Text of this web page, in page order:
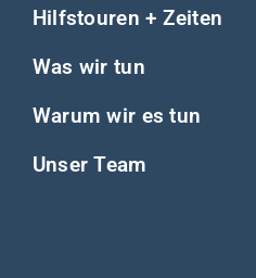
Hilfstouren + Zeiten
Was wir tun
Warum wir es tun
Unser Team